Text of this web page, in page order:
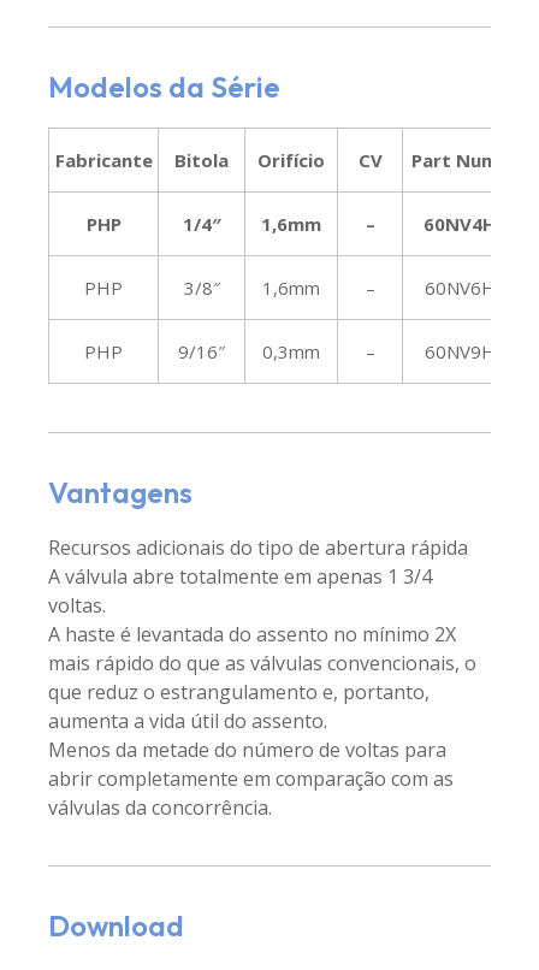
Fabricante Bitola Orifício CV Part Number
PHP 1/4″ 1,6mm – 60NV4H1V
PHP 3/8″ 1,6mm – 60NV6H1V
PHP 9/16″ 0,3mm – 60NV9H1V
Modelos da Série
Vantagens
Recursos adicionais do tipo de abertura rápida
A válvula abre totalmente em apenas 1 3/4
voltas.
A haste é levantada do assento no mínimo 2X
mais rápido do que as válvulas convencionais, o
que reduz o estrangulamento e, portanto,
aumenta a vida útil do assento.
Menos da metade do número de voltas para
abrir completamente em comparação com as
válvulas da concorrência.
Download